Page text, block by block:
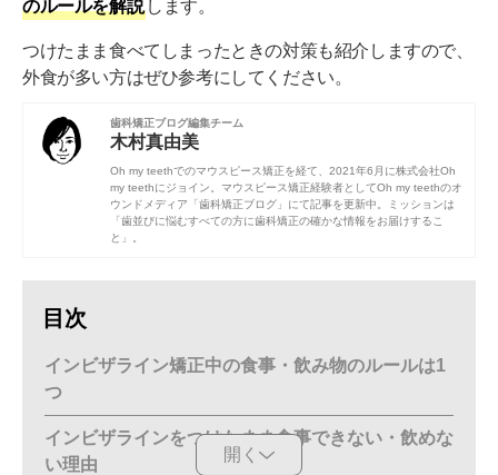
のルールを解説 します。
つけたまま食べてしまったときの対策も紹介しますので、
外食が多い方はぜひ参考にしてください。
歯科矯正ブログ編集チーム
木村真由美
Oh my teethでのマウスピース矯正を経て、2021年6月に株式会社Oh
my teethにジョイン。マウスピース矯正経験者としてOh my teethのオ
ウンドメディア「歯科矯正ブログ」にて記事を更新中。ミッションは
「歯並びに悩むすべての方に歯科矯正の確かな情報をお届けするこ
と」。
目次
インビザライン矯正中の食事・飲み物のルールは1
つ
インビザラインをつけたまま食事できない・飲めな
い理由
開く